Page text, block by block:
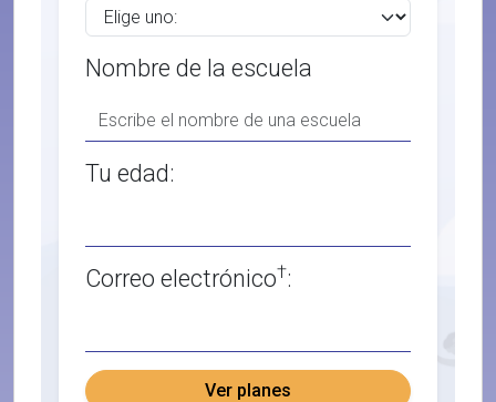
Nombre de la escuela
Tu edad:
Correo electrónico†:
Ver planes